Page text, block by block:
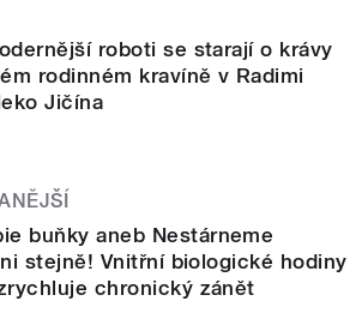
roboti se starají o krávy
rodinném kravíně v Radimi
Jičína
buňky aneb Nestárneme
stejně! Vnitřní biologické hodiny
chronický zánět